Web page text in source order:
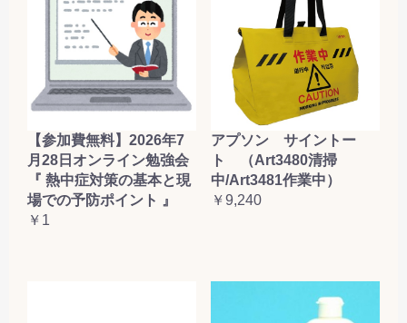
【参加費無料】2026年7
月28日オンライン勉強会
『 熱中症対策の基本と現
場での予防ポイント 』
￥1
アプソン サイントー
ト （Art3480清掃
中/Art3481作業中）
￥9,240